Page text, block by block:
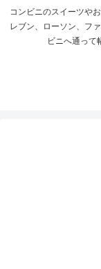
コンビニのスイーツや
レブン、ローソン、フ
ビニへ通って